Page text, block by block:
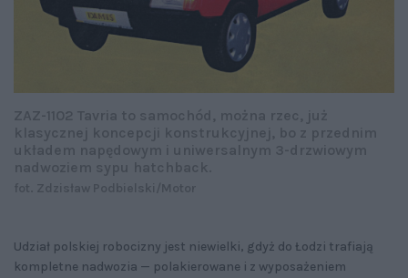
Udział polskiej robocizny jest niewielki, gdyż do Łodzi trafiają
kompletne nadwozia — polakierowane i z wyposażeniem